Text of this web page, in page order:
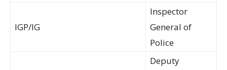
IGP/IG
Inspector
General of
Police
Deputy